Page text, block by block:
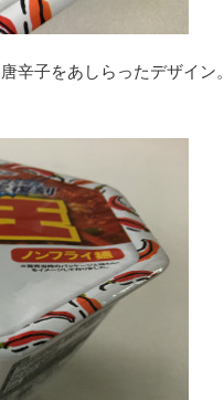
辛子をあしらったデザイン。